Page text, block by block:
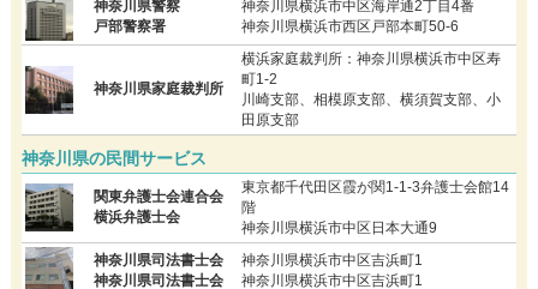
神奈川県警察
戸部警察署
神奈川県横浜市中区海岸通2丁目4番
神奈川県横浜市西区戸部本町50-6
神奈川県家庭裁判所
横浜家庭裁判所：神奈川県横浜市中区寿
町1-2
川崎支部、相模原支部、横須賀支部、小
田原支部
神奈川県の民間サービス
関東弁護士会連合会
横浜弁護士会
東京都千代田区霞が関1-1-3弁護士会館14
階
神奈川県横浜市中区日本大通9
神奈川県司法書士会
神奈川県司法書士会
神奈川県横浜市中区吉浜町1
神奈川県横浜市中区吉浜町1